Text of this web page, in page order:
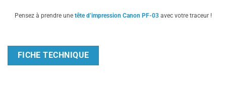
Pensez à prendre une tête d’impression Canon PF-03avec votre traceur !
FICHE TECHNIQUE